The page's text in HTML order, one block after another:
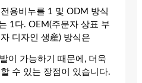
용비누를 1 및 ODM 방식
1다. OEM(주문자 상표 부
디자인 생産) 방식은
이 가능하기 때문에, 더욱
수 있는 장점이 있습니다.